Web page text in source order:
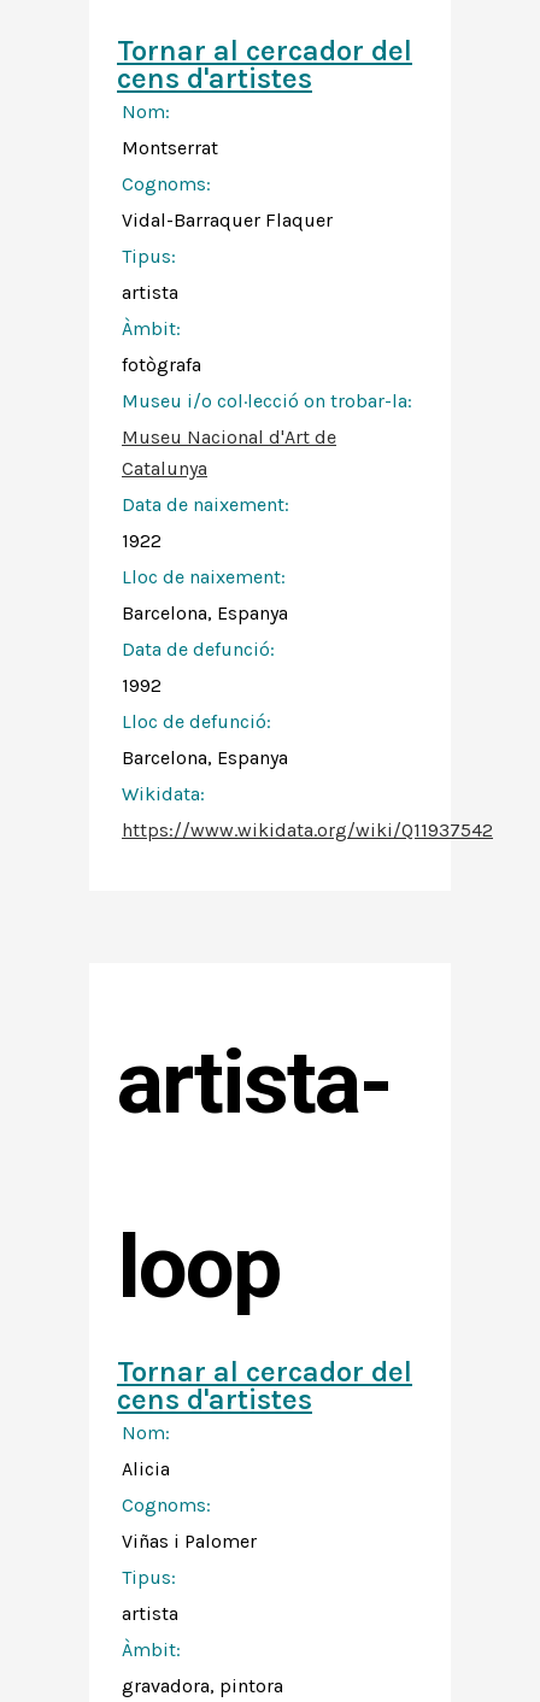
Tornar al cercador del
cens d'artistes
Nom:
Montserrat
Cognoms:
Vidal-Barraquer Flaquer
Tipus:
artista
Àmbit:
fotògrafa
Museu i/o col·lecció on trobar-la:
Museu Nacional d'Art de
Catalunya
Data de naixement:
1922
Lloc de naixement:
Barcelona, Espanya
Data de defunció:
1992
Lloc de defunció:
Barcelona, Espanya
Wikidata:
https://www.wikidata.org/wiki/Q11937542
artista-
loop
Tornar al cercador del
cens d'artistes
Nom:
Alicia
Cognoms:
Viñas i Palomer
Tipus:
artista
Àmbit:
gravadora, pintora